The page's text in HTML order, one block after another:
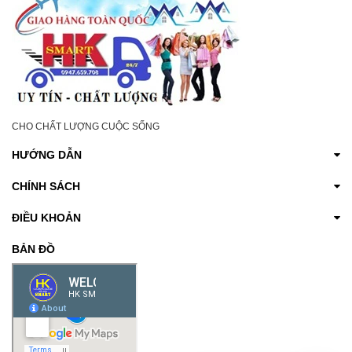
CHO CHẤT LƯỢNG CUỘC SỐNG
HƯỚNG DẪN
CHÍNH SÁCH
ĐIỀU KHOẢN
BẢN ĐỒ